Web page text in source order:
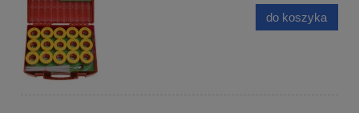
do koszyka